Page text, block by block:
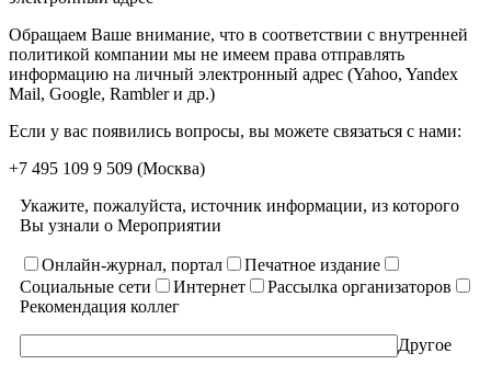
Обращаем Ваше внимание, что в соответствии с внутренней
политикой компании мы не имеем права отправлять
информацию на личный электронный адрес (Yahoo, Yandex
Mail, Google, Rambler и др.)
Если у вас появились вопросы, вы можете связаться с нами:
+7 495 109 9 509 (Москва)
Укажите, пожалуйста, источник информации, из которого
Вы узнали о Мероприятии
Онлайн-журнал, портал
Печатное издание
Социальные сети
Интернет
Рассылка организаторов
Рекомендация коллег
Другое